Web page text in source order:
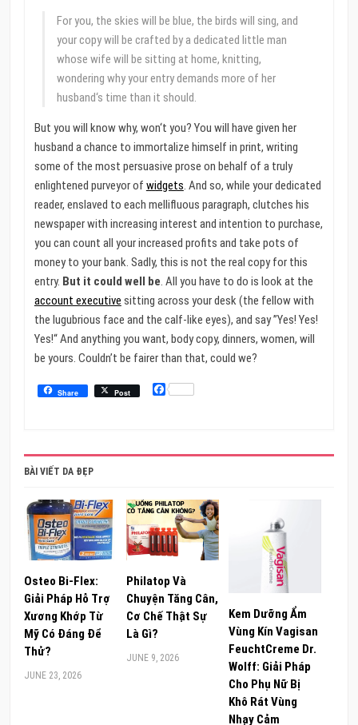
For you, the skies will be blue, the birds will sing, and
your copy will be crafted by a dedicated little man
whose wife will be sitting at home, knitting,
wondering why your entry demands more of her
husband‘s time than it should.
But you will know why, won‘t you? You will have given her
husband a chance to immortalize himself in print, writing
some of the most persuasive prose on behalf of a truly
enlightened purveyor of widgets. And so, while your dedicated
reader, enslaved to each mellifluous paragraph, clutches his
newspaper with increasing interest and intention to purchase,
you can count all your increased profits and take pots of
money to your bank. Sadly, this is not the real copy for this
entry. But it could well be. All you have to do is look at the
account executive sitting across your desk (the fellow with
the lugubrious face and the calf-like eyes), and say ”Yes! Yes!
Yes!“ And anything you want, body copy, dinners, women, will
be yours. Couldn’t be fairer than that, could we?
Share Post Facebook
BÀI VIẾT DA ĐẸP
Osteo Bi-Flex:
Giải Pháp Hỗ Trợ
Xương Khớp Từ
Mỹ Có Đáng Để
Thử?
JUNE 23, 2026
Philatop Và
Chuyện Tăng Cân,
Cơ Chế Thật Sự
Là Gì?
JUNE 9, 2026
Kem Dưỡng Ẩm
Vùng Kín Vagisan
FeuchtCreme Dr.
Wolff: Giải Pháp
Cho Phụ Nữ Bị
Khô Rát Vùng
Nhạy Cảm